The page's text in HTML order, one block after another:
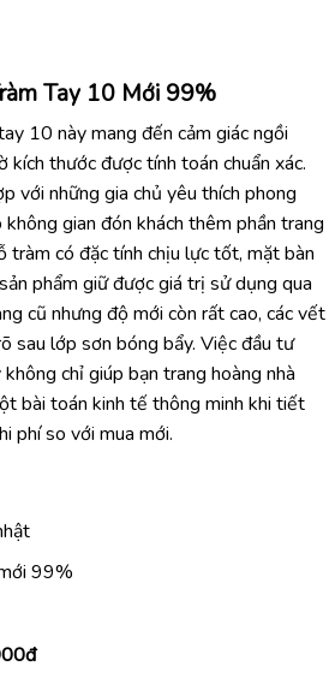
Tay 10 Mới 99%
10 này mang đến cảm giác ngồi
kích thước được tính toán chuẩn xác.
với những gia chủ yêu thích phong
gian đón khách thêm phần trang
tràm có đặc tính chịu lực tốt, mặt bàn
phẩm giữ được giá trị sử dụng qua
cũ nhưng độ mới còn rất cao, các vết
sau lớp sơn bóng bẩy. Việc đầu tư
chỉ giúp bạn trang hoàng nhà
bài toán kinh tế thông minh khi tiết
phí so với mua mới.
99%